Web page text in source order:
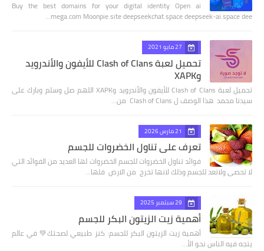
Buy the best domains for your digital identity Open ai
mega.com Moonpie.site deepseekchat.space deepseek-ai.space dee…
27 مايو 2021
تحميل لعبة Clash of Clans للأيفون والأندرويد
وXAPK
تحميل لعبة Clash of Clans للأيفون والأندرويد وXAPK اللهم صل وسلم وبارك على
سيدنا محمد هذا الوصف ل Clash of Clans من…
21 مارس 2026
تعرف على تناول الخضروات للجسم
فوائد تناول الخضروات للجسم الخضروات لها العديد من الفوائد التي
لا تحصى ولاتعد للجسم وذلك لانها تخرج من الارض فلها…
29 سبتمبر 2025
أهمية زيت الزيتون البكر للجسم
أهمية زيت الزيتون البكر للجسم: كنز طبيعي لصحتك💚 في عالم
يتجه فيه الناس نحو الأ…